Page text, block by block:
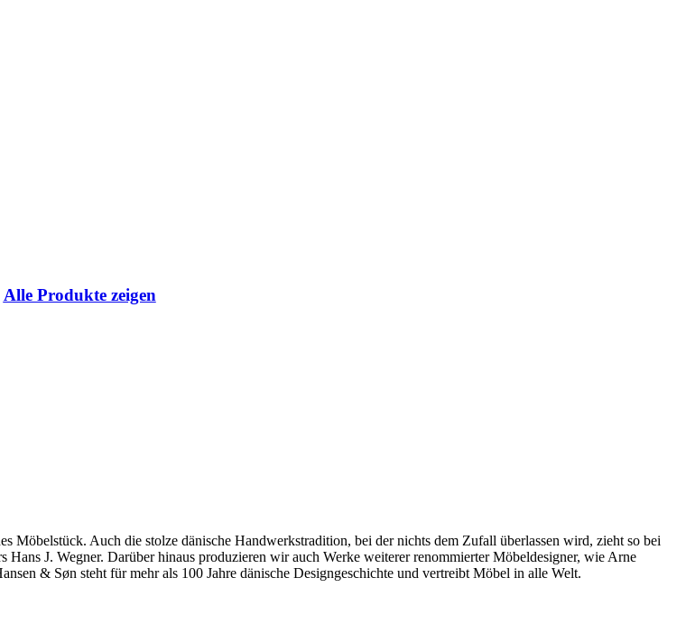
Alle Produkte zeigen
Möbelstück. Auch die stolze dänische Handwerkstradition, bei der nichts dem Zufall überlassen wird, zieht so bei
J. Wegner. Darüber hinaus produzieren wir auch Werke weiterer renommierter Möbeldesigner, wie Arne
& Søn steht für mehr als 100 Jahre dänische Designgeschichte und vertreibt Möbel in alle Welt.